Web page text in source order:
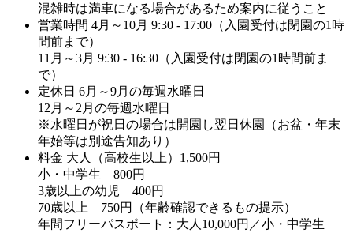
混雑時は満車になる場合があるため案内に従うこと
営業時間 4月～10月 9:30 - 17:00（入園受付は閉園の1時
間前まで）
11月～3月 9:30 - 16:30（入園受付は閉園の1時間前ま
で）
定休日 6月～9月の毎週水曜日
12月～2月の毎週水曜日
※水曜日が祝日の場合は開園し翌日休園（お盆・年末
年始等は別途告知あり）
料金 大人（高校生以上）1,500円
小・中学生 800円
3歳以上の幼児 400円
70歳以上 750円（年齢確認できるもの提示）
年間フリーパスポート：大人10,000円／小・中学生